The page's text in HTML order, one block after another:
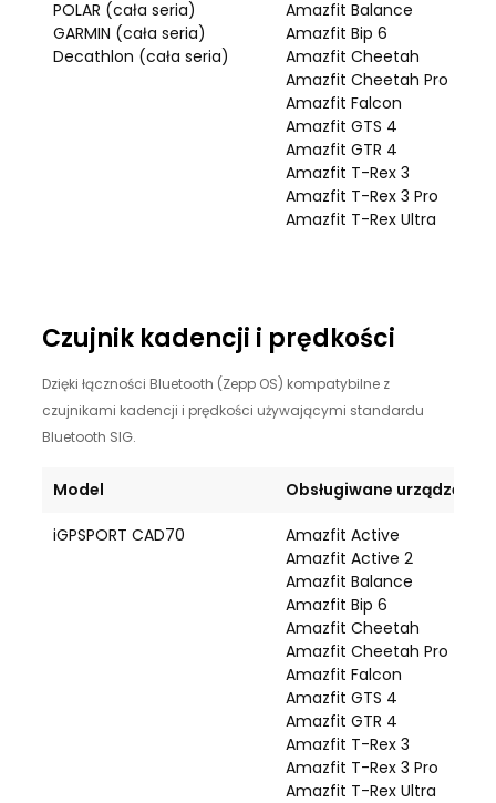
POLAR (cała seria)
GARMIN (cała seria)
Decathlon (cała seria)
Amazfit Balance
Amazfit Bip 6
Amazfit Cheetah
Amazfit Cheetah Pro
Amazfit Falcon
Amazfit GTS 4
Amazfit GTR 4
Amazfit T-Rex 3
Amazfit T-Rex 3 Pro
Amazfit T-Rex Ultra
Czujnik kadencji i prędkości
Dzięki łączności Bluetooth (Zepp OS) kompatybilne z
czujnikami kadencji i prędkości używającymi standardu
Bluetooth SIG.
Model Obsługiwane urządzenie
iGPSPORT CAD70
Amazfit Active
Amazfit Active 2
Amazfit Balance
Amazfit Bip 6
Amazfit Cheetah
Amazfit Cheetah Pro
Amazfit Falcon
Amazfit GTS 4
Amazfit GTR 4
Amazfit T-Rex 3
Amazfit T-Rex 3 Pro
Amazfit T-Rex Ultra